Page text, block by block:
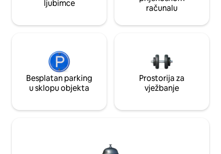
ljubimce
računalu
Besplatan parking
u sklopu objekta
Prostorija za
vježbanje